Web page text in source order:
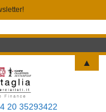
20 35293422
▲